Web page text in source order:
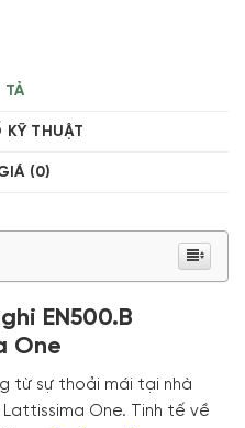
TẢ
KỸ THUẬT
(0)
EN500.B
One
từ sự thoải mái tại nhà
One. Tinh tế về